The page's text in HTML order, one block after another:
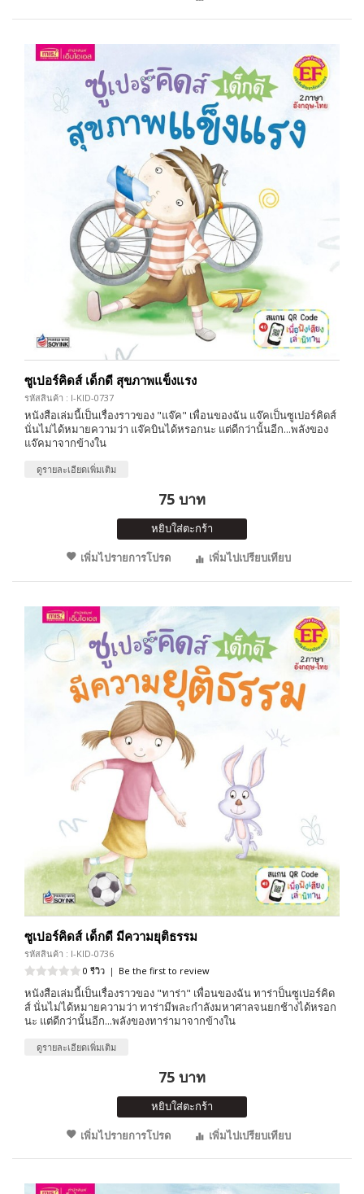
ซูเปอร์คิดส์ เด็กดี สุขภาพแข็งแรง
รหัสสินค้า : I-KID-0737
หนังสือเล่มนี้เป็นเรื่องราวของ "แจ๊ค" เพื่อนของฉัน แจ๊คเป็นซูเปอร์คิดส์
นั่นไม่ได้หมายความว่า แจ๊คบินได้หรอกนะ แต่ดีกว่านั้นอีก...พลังของ
แจ๊คมาจากข้างใน
ดูรายละเอียดเพิ่มเติม
75 บาท
หยิบใส่ตะกร้า
เพิ่มไปรายการโปรด
เพิ่มไปเปรียบเทียบ
ซูเปอร์คิดส์ เด็กดี มีความยุติธรรม
รหัสสินค้า : I-KID-0736
0 รีวิว | Be the first to review
หนังสือเล่มนี้เป็นเรื่องราวของ "ทาร่า" เพื่อนของฉัน ทาร่าป็นซูเปอร์คิด
ส์ นั่นไม่ได้หมายความว่า ทาร่ามีพละกำลังมหาศาลจนยกช้างได้หรอก
นะ แต่ดีกว่านั้นอีก...พลังของทาร่ามาจากข้างใน
ดูรายละเอียดเพิ่มเติม
75 บาท
หยิบใส่ตะกร้า
เพิ่มไปรายการโปรด
เพิ่มไปเปรียบเทียบ